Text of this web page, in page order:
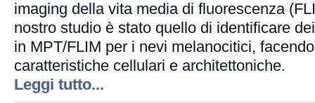
imaging della vita media di fluorescenza
nostro studio è stato quello di identificare
in MPT/FLIM per i nevi melanocitici,
caratteristiche cellulari e architettoniche.
Leggi tutto...